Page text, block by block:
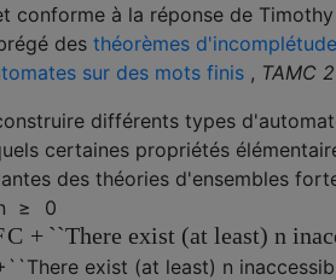
conforme à la réponse de
des théorèmes
sur des mots finis , TAMC
différents types
certaines propriétés
des théories d'ensembles
≥ 0
C + ``There exist (at least)n
``There exist (at least) n